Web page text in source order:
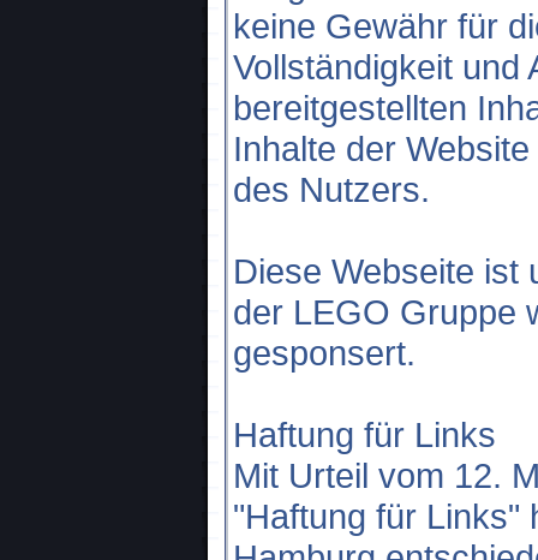
keine Gewähr für
Vollständigkeit und
bereitgestellten
Inhalte der
des Nutzers.
Diese Webseite ist
der LEGO Gruppe
gesponsert.
Haftung für Links
Mit Urteil vom 12.
"Haftung für Links"